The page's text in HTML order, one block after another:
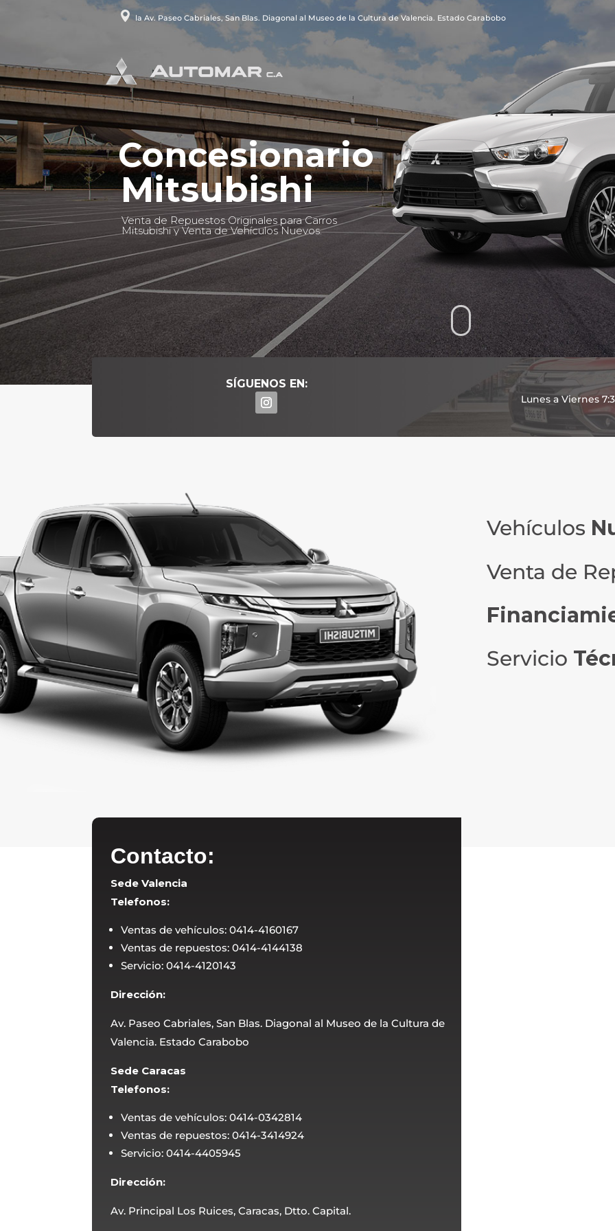
SÍGUENOS EN:
Lunes a Viernes
Vehículos
Venta de
Servicio
Contacto:
Sede Valencia
Telefonos:
Ventas de vehículos: 0414-4160167
Ventas de repuestos: 0414-4144138
Servicio: 0414-4120143
Dirección:
Av. Paseo Cabriales, San Blas. Diagonal al Museo de la Cultura de
Valencia. Estado Carabobo
Sede Caracas
Telefonos:
Ventas de vehículos: 0414-0342814
Ventas de repuestos: 0414-3414924
Servicio: 0414-4405945
Dirección:
Av. Principal Los Ruices, Caracas, Dtto. Capital.